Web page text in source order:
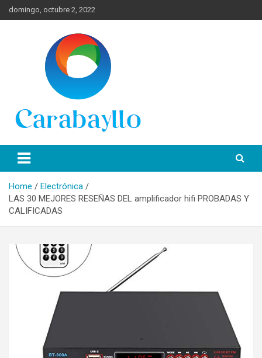
Skip
to
domingo, octubre 2, 2022
Portal de Lima Norte y
Carabayllo
información turística en español de toda España.
Home
Electrónica
LAS 30 MEJORES RESEÑAS DEL amplificador hifi PROBADAS Y
CALIFICADAS